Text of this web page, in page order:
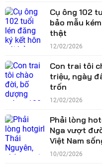
Cụ ông 102
bảo mẫu
thật
12/02/2026
Con trai tôi
triệu, ngày
trốn
12/02/2026
Phải lòng
Nga vượt
Việt Nam
10/02/2026